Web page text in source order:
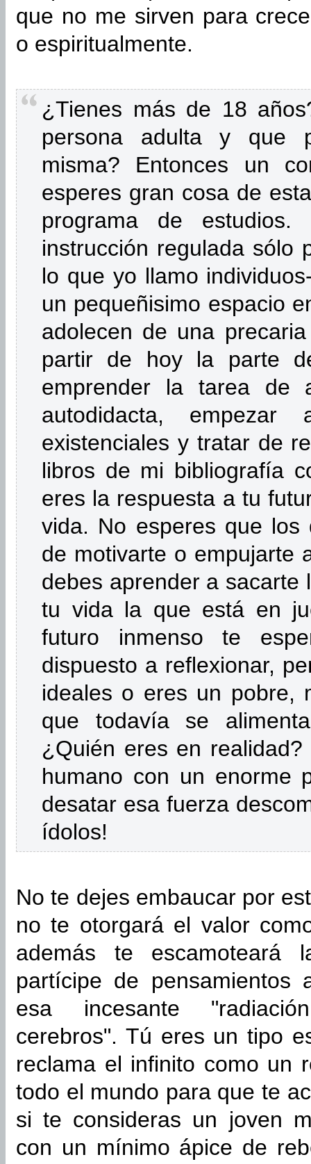
que no me sirven para
o espiritualmente.
¿Tienes más de 18
persona adulta y que
misma? Entonces un
esperes gran cosa de
programa de
instrucción regulada sólo
lo que yo llamo
un pequeñisimo espacio
adolecen de una
partir de hoy la parte
emprender la tarea de
autodidacta, empezar
existenciales y tratar de
libros de mi bibliografía
eres la respuesta a tu
vida. No esperes que los
de motivarte o empujarte
debes aprender a sacarte
tu vida la que está en
futuro inmenso te
dispuesto a reflexionar,
ideales o eres un pobre,
que todavía se
¿Quién eres en
humano con un enorme
desatar esa fuerza
ídolos!
No te dejes embaucar por
no te otorgará el valor
además te escamoteará
partícipe de pensamientos
esa incesante
cerebros". Tú eres un tipo
reclama el infinito como un
todo el mundo para que te
si te consideras un joven
con un mínimo ápice de